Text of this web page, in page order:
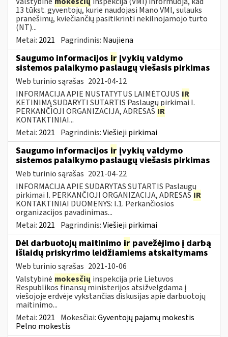
13 tūkst. gyventojų, kurie naudojasi Mano VMI, sulauks
pranešimų, kviečiančių pasitikrinti nekilnojamojo turto
(NT)...
Metai: 2021 Pagrindinis: Naujiena
Saugumo informacijos ir įvykių valdymo
sistemos palaikymo paslaugų viešasis pirkimas
Web turinio sąrašas 2021-04-12
INFORMACIJA APIE NUSTATYTUS LAIMĖTOJUS IR
KETINIMĄ SUDARYTI SUTARTIS Paslaugų pirkimai I.
PERKANČIOJI ORGANIZACIJA, ADRESAS IR
KONTAKTINIAI...
Metai: 2021 Pagrindinis:Viešieji pirkimai
Saugumo informacijos ir įvykių valdymo
sistemos palaikymo paslaugų viešasis pirkimas
Web turinio sąrašas 2021-04-22
INFORMACIJA APIE SUDARYTAS SUTARTIS Paslaugų
pirkimai I. PERKANČIOJI ORGANIZACIJA, ADRESAS IR
KONTAKTINIAI DUOMENYS: I.1. Perkančiosios
organizacijos pavadinimas...
Metai: 2021 Pagrindinis:Viešieji pirkimai
Dėl darbuotojų maitinimo ir pavežėjimo į darbą
išlaidų priskyrimo leidžiamiems atskaitymams
Web turinio sąrašas 2021-10-06
Valstybinė mokesčių inspekcija prie Lietuvos
Respublikos finansų ministerijos atsižvelgdama į
viešojoje erdvėje vykstančias diskusijas apie darbuotojų
maitinimo...
Metai: 2021 Mokesčiai:Gyventojų pajamų mokestis
Pelno mokestis